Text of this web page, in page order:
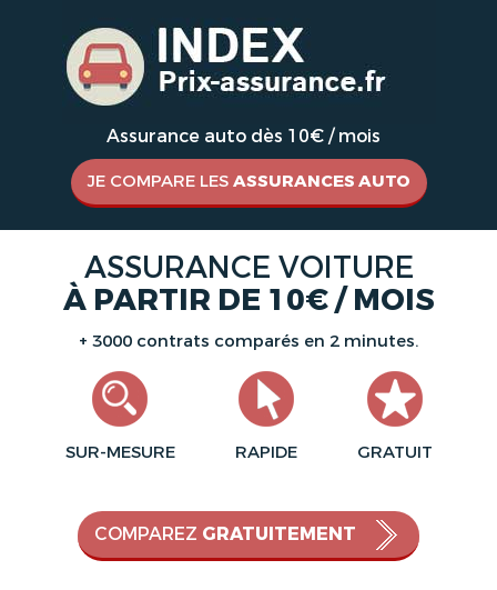
Assurance auto dès 10€ / mois
JE COMPARE LES ASSURANCES AUTO
ASSURANCE VOITURE
À PARTIR DE 10€ / MOIS
+ 3000 contrats comparés en 2 minutes.
SUR-MESURE RAPIDE GRATUIT
COMPAREZ GRATUITEMENT